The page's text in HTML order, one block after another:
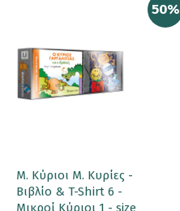
50%
Μ. Κύριοι Μ. Κυρίες -
Βιβλίο & T-Shirt 6 -
Μικροί Κύριοι 1 - size